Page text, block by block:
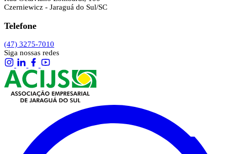
Czerniewicz - Jaraguá do Sul/SC
Telefone
(47) 3275-7010
Siga nossas redes